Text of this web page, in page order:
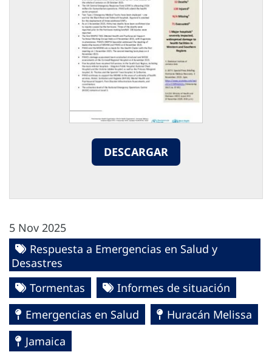
DESCARGAR
5 Nov 2025
Respuesta a Emergencias en Salud y
Desastres
Tormentas
Informes de situación
Emergencias en Salud
Huracán Melissa
Jamaica